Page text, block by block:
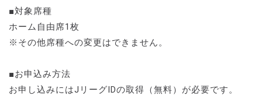
■対象席種
ホーム自由席1枚
※その他席種への変更はできません。
■お申込み方法
お申し込みにはJリーグIDの取得（無料）が必要です。